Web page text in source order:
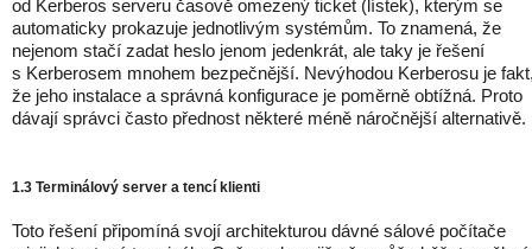
od Kerberos serveru časově omezený ticket (lístek), kterým se
automaticky prokazuje jednotlivým systémům. To znamená, že
nejenom stačí zadat heslo jenom jedenkrát, ale taky je řešení
s Kerberosem mnohem bezpečnější. Nevýhodou Kerberosu je
že jeho instalace a správná konfigurace je poměrně obtížná. Proto
dávají správci často přednost některé méně náročnější alternativě.
1.3 Terminálový server a tencí klienti
Toto řešení připomíná svojí architekturou dávné sálové počítače